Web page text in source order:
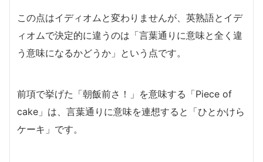
この点はイディオムと変わりませんが、英熟語とイデ
ィオムで決定的に違うのは「言葉通りに意味と全く違
う意味になるかどうか」という点です。
前項で挙げた「朝飯前さ！」を意味する「Piece of
cake」は、言葉通りに意味を連想すると「ひとかけら
ケーキ」です。